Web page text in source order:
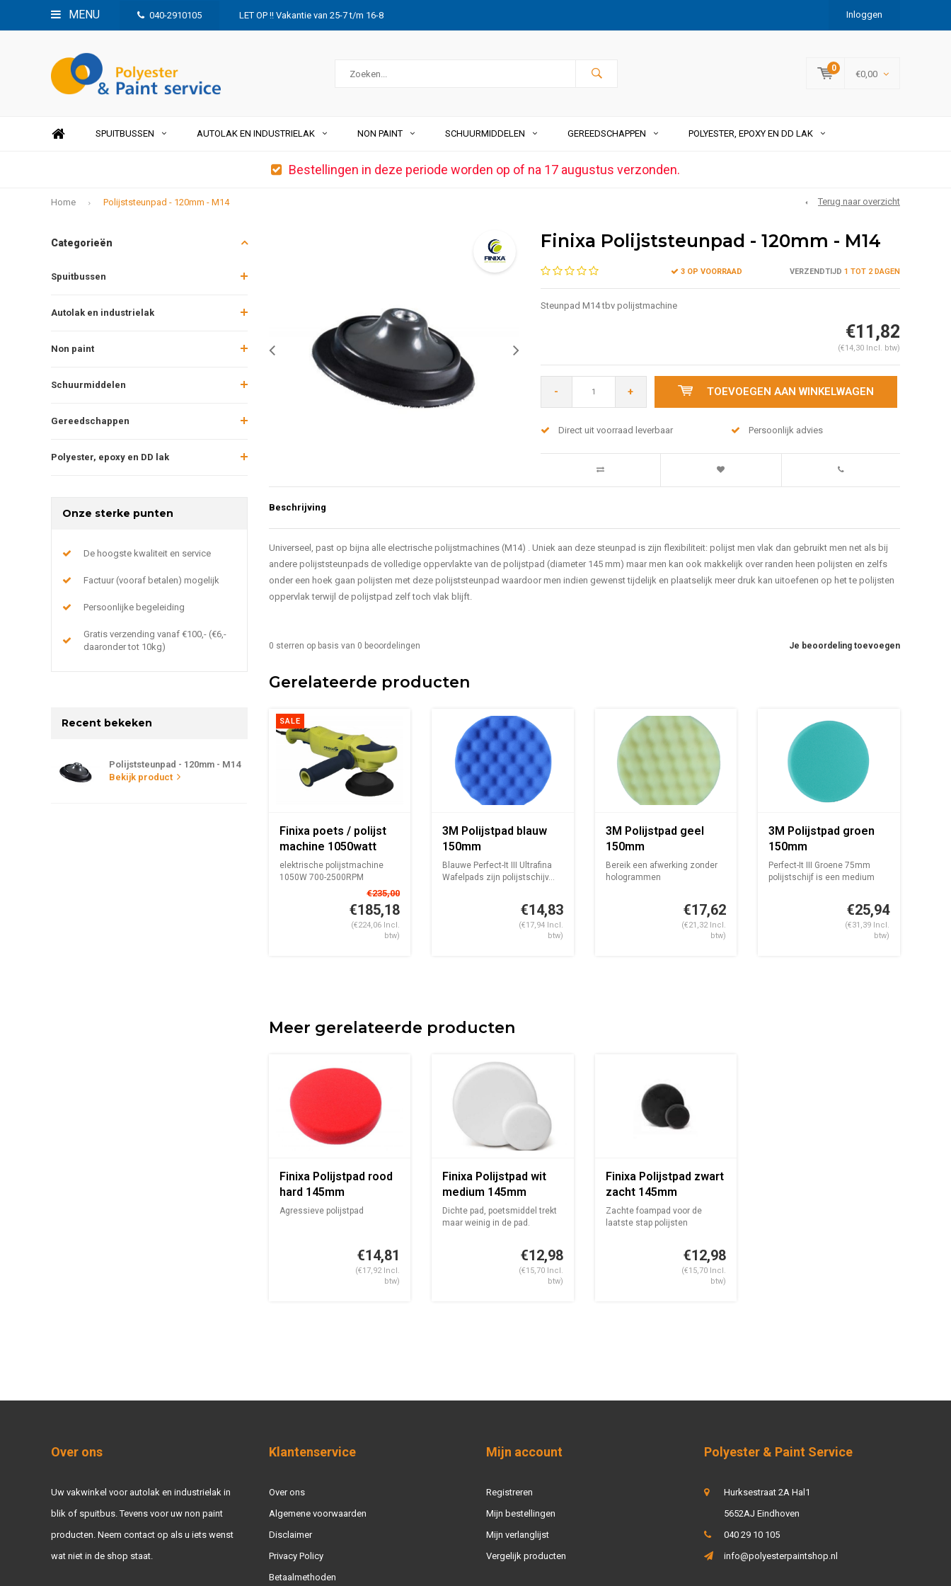
MENU 040-2910105 LET OP !! Vakantie van 25-7 t/m 16-8 Inloggen
0
€0,00
SPUITBUSSEN AUTOLAK EN INDUSTRIELAK NON PAINT SCHUURMIDDELEN GEREEDSCHAPPEN POLYESTER, EPOXY EN DD LAK
Bestellingen in deze periode worden op of na 17 augustus verzonden.
Home Polijststeunpad - 120mm - M14 Terug naar overzicht
Categorieën
Spuitbussen
Autolak en industrielak
Non paint
Schuurmiddelen
Gereedschappen
Polyester, epoxy en DD lak
Onze sterke punten
De hoogste kwaliteit en service
Factuur (vooraf betalen) mogelijk
Persoonlijke begeleiding
Gratis verzending vanaf €100,- (€6,-
daaronder tot 10kg)
Recent bekeken
Polijststeunpad - 120mm - M14
Bekijk product
Finixa Polijststeunpad - 120mm - M14
3 OP VOORRAAD VERZENDTIJD 1 TOT 2 DAGEN
Steunpad M14 tbv polijstmachine
€11,82
(€14,30 Incl. btw)
- + TOEVOEGEN AAN WINKELWAGEN
Direct uit voorraad leverbaar Persoonlijk advies
Beschrijving
Universeel, past op bijna alle electrische polijstmachines (M14) . Uniek aan deze steunpad is zijn flexibiliteit: polijst men vlak dan gebruikt men net als bij
andere polijststeunpads de volledige oppervlakte van de polijstpad (diameter 145 mm) maar men kan ook makkelijk over randen heen polijsten en zelfs
onder een hoek gaan polijsten met deze polijststeunpad waardoor men indien gewenst tijdelijk en plaatselijk meer druk kan uitoefenen op het te polijsten
oppervlak terwijl de polijstpad zelf toch vlak blijft.
Je beoordeling toevoegen
0 sterren op basis van 0 beoordelingen
Gerelateerde producten
SALE
Finixa poets / polijst
machine 1050watt
roterend
elektrische polijstmachine
1050W 700-2500RPM
€235,00
€185,18
(€224,06 Incl.
btw)
3M Polijstpad blauw
150mm
Blauwe Perfect-It III Ultrafina
Wafelpads zijn polijstschijv...
€14,83
(€17,94 Incl.
btw)
3M Polijstpad geel
150mm
Bereik een afwerking zonder
hologrammen
€17,62
(€21,32 Incl.
btw)
3M Polijstpad groen
150mm
Perfect-It III Groene 75mm
polijstschijf is een medium
€25,94
(€31,39 Incl.
btw)
Meer gerelateerde producten
Finixa Polijstpad rood
hard 145mm
Agressieve polijstpad
€14,81
(€17,92 Incl.
btw)
Finixa Polijstpad wit
medium 145mm
Dichte pad, poetsmiddel trekt
maar weinig in de pad.
€12,98
(€15,70 Incl.
btw)
Finixa Polijstpad zwart
zacht 145mm
Zachte foampad voor de
laatste stap polijsten
€12,98
(€15,70 Incl.
btw)
Over ons
Uw vakwinkel voor autolak en industrielak in
blik of spuitbus. Tevens voor uw non paint
producten. Neem contact op als u iets wenst
wat niet in de shop staat.
Klantenservice
Over ons
Algemene voorwaarden
Disclaimer
Privacy Policy
Betaalmethoden
Mijn account
Registreren
Mijn bestellingen
Mijn verlanglijst
Vergelijk producten
Polyester & Paint Service
Hurksestraat 2A Hal1
5652AJ Eindhoven
040 29 10 105
info@polyesterpaintshop.nl